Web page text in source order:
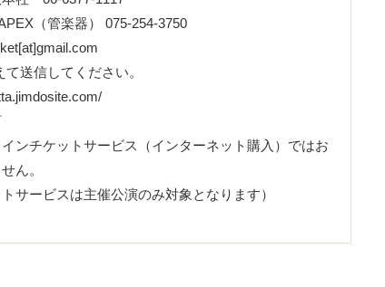
（管楽器） 075-254-3750
送信してください。
ンチケットサービス（インターネット購入）ではお
ん。
サービスは主催公演のみ対象となります）